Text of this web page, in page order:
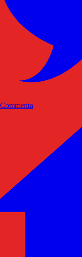
Commenta